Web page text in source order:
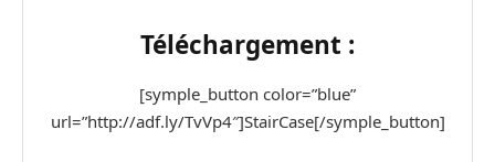
Téléchargement :
[symple_button color=”blue”
url=”http://adf.ly/TvVp4″]StairCase[/symple_button]